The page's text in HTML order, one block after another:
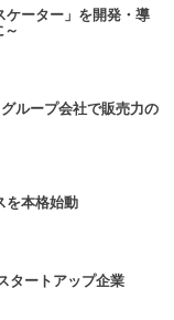
ケーター」を開発・導
ループ会社で販売力の
を本格始動
タートアップ企業